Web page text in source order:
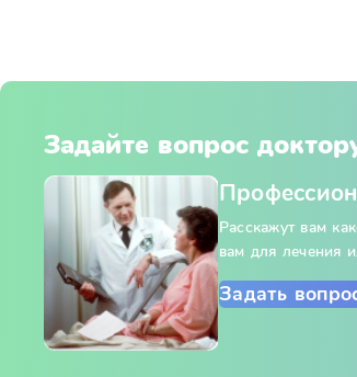
Задайте вопрос
Расскажут вам
вам для лечения
Задать